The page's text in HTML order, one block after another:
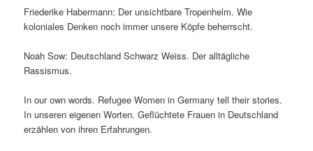
Friederike Habermann: Der unsichtbare Tropenhelm. Wie
koloniales Denken noch immer unsere Köpfe beherrscht.
Noah Sow: Deutschland Schwarz Weiss. Der alltägliche
Rassismus.
In our own words. Refugee Women in Germany tell their stories.
In unseren eigenen Worten. Geflüchtete Frauen in Deutschland
erzählen von ihren Erfahrungen.